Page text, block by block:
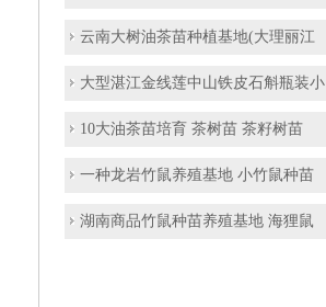
云南大树油茶苗种植基地(大理丽江
大型湛江金线莲中山铁皮石斛瓶装小
10大油茶苗培育 茶树苗 茶籽树苗
一种龙岩竹鼠养殖基地 小竹鼠种苗
湖南商品竹鼠种苗养殖基地 海狸鼠